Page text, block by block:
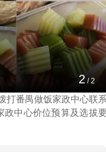
1 /2
整理物品、宠物
打番禺做饭家政中心联
政中心价位预算及选拔